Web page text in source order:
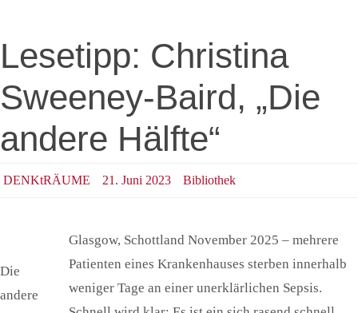
Lesetipp: Christina
Sweeney-Baird, „Die
andere Hälfte“
DENKtRÄUME 21. Juni 2023 Bibliothek
Die
andere
Glasgow, Schottland November 2025 – mehrere
Patienten eines Krankenhauses sterben innerhalb
weniger Tage an einer unerklärlichen Sepsis.